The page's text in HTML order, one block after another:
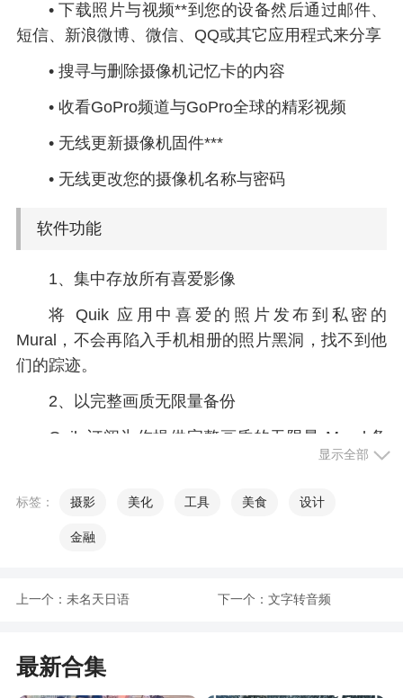
• 下载照片与视频**到您的设备然后通过邮件、
短信、新浪微博、微信、QQ或其它应用程式来分享
• 搜寻与删除摄像机记忆卡的内容
• 收看GoPro频道与GoPro全球的精彩视频
• 无线更新摄像机固件***
• 无线更改您的摄像机名称与密码
软件功能
1、集中存放所有喜爱影像
将 Quik 应用中喜爱的照片发布到私密的
Mural，不会再陷入手机相册的照片黑洞，找不到他
们的踪迹。
2、以完整画质无限量备份
Quik 订阅为你提供完整画质的无限量 Mural 备
份。GoPro 摄像机用户可以通过 GoPro 订阅将所有
捷。
我们的人工智能可助你拍摄精彩影像，并添加
显示全部
标签： 摄影 美化 工具 美食 设计
金融
上一个： 未名天日语 下一个： 文字转音频
最新合集